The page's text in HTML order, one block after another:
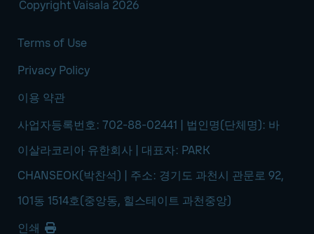
Copyright Vaisala 2026
Terms of Use
Privacy Policy
이용 약관
사업자등록번호: 702-88-02441 | 법인명(단체명): 바
이살라코리아 유한회사 | 대표자: PARK
CHANSEOK(박찬석) | 주소: 경기도 과천시 관문로 92,
101동 1514호(중앙동, 힐스테이트 과천중앙)
인쇄